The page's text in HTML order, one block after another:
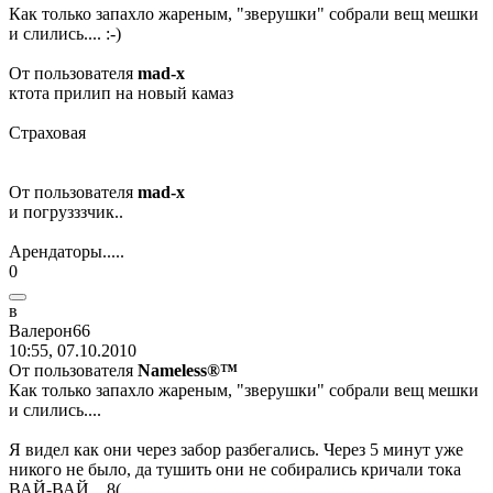
Как только запахло жареным, "зверушки" собрали вещ мешки
и слились.... :-)
От пользователя mad-x
ктота прилип на новый камаз
Страховая
От пользователя mad-x
и погрузззчик..
Арендаторы.....
0
в
Валерон66
10:55, 07.10.2010
От пользователя Nameless®™
Как только запахло жареным, "зверушки" собрали вещ мешки
и слились....
Я видел как они через забор разбегались. Через 5 минут уже
никого не было, да тушить они не собирались кричали тока
ВАЙ-ВАЙ... 8(